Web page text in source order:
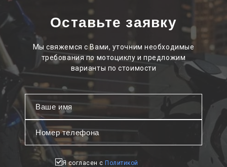
Оставьте заявку
Мы свяжемся с Вами, уточним необходимые
требования по мотоциклу и предложим
варианты по стоимости
Я согласен с Политикой